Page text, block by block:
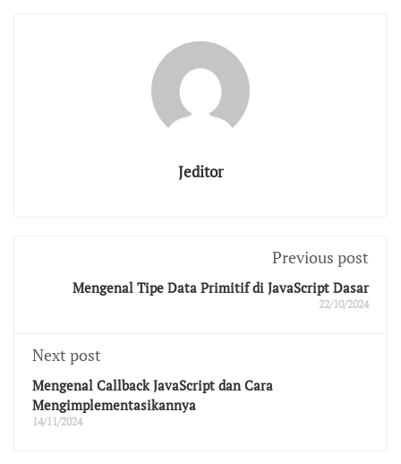
Jeditor
Previous post
Mengenal Tipe Data Primitif di JavaScript Dasar
22/10/2024
Next post
Mengenal Callback JavaScript dan Cara
Mengimplementasikannya
14/11/2024